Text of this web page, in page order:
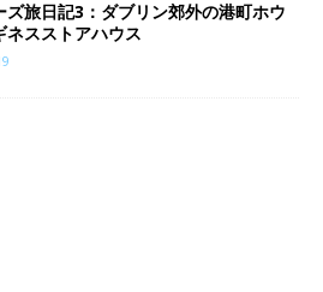
ズ旅日記3：ダブリン郊外の港町ホウ
ネスストアハウス